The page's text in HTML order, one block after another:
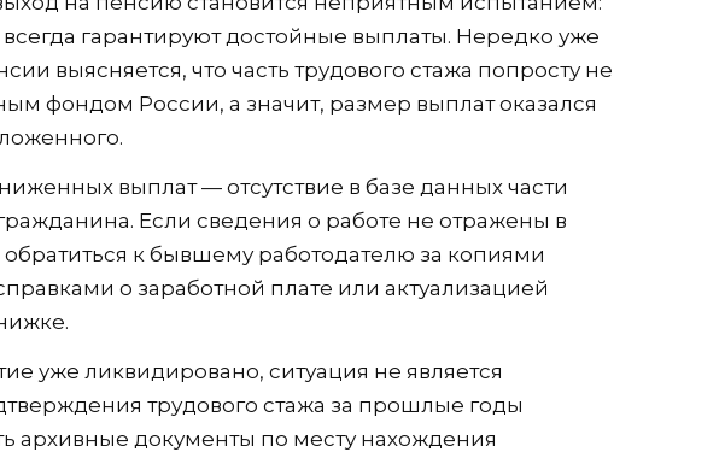
всегда гарантируют достойные выплаты. Нередко уже
выясняется, что часть трудового стажа попросту не
фондом России, а значит, размер выплат оказался
выплат — отсутствие в базе данных части
Если сведения о работе не отражены в
к бывшему работодателю за копиями
о заработной плате или актуализацией
уже ликвидировано, ситуация не является
трудового стажа за прошлые годы
архивные документы по месту нахождения